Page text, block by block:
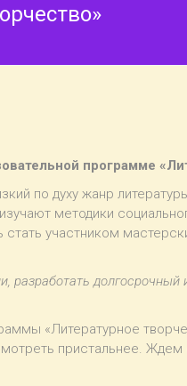
программе
по духу жанр
методики
участником
разработать
«Литературное
пристальнее.